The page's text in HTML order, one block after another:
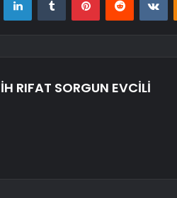
RIFAT SORGUN EVCİLİ